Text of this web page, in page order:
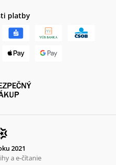
platby
2021
a e-čítanie